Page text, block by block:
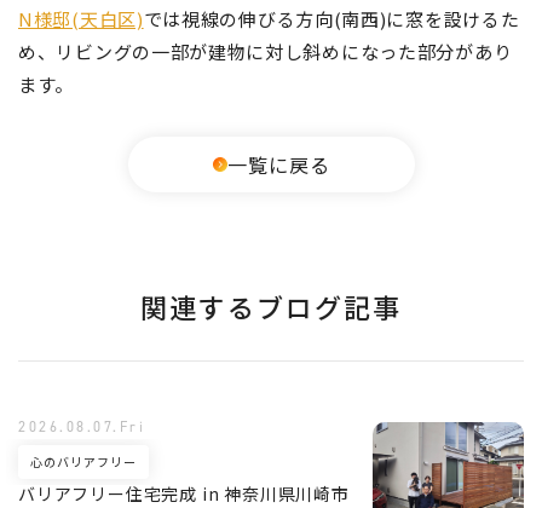
N様邸(天白区)では視線の伸びる方向(南西)に窓を設けるた
め、リビングの一部が建物に対し斜めになった部分があり
ます。
一覧に戻る
関連するブログ記事
バリアフリー住宅完成 in 神奈川県川崎市
心のバリアフリー
2026.08.07.Fri